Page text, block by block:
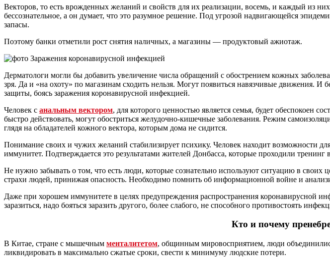
Векторов, то есть врожденных желаний и свойств для их реализации, восемь, и каждый из
бессознательное, а он думает, что это разумное решение. Под угрозой надвигающейся
запасы.
Поэтому банки отметили рост снятия наличных, а магазины — продуктовый ажиотаж.
Дерматологи могли бы добавить увеличение числа обращений с обострением кожных
зря. Да и «на охоту» по магазинам сходить нельзя. Могут появиться навязчивые движения. И
защиты, боясь заражения коронавирусной инфекцией.
Человек с анальным вектором, для которого ценностью является семья, будет обеспокоен
быстро действовать, могут обостриться желудочно-кишечные заболевания. Режим
глядя на обладателей кожного вектора, которым дома не сидится.
Понимание своих и чужих желаний стабилизирует психику. Человек находит возможности
иммунитет. Подтверждается это результатами жителей Донбасса, которые проходили тренинг
Не нужно забывать о том, что есть люди, которые сознательно используют ситуацию в своих
страхи людей, принижая опасность. Необходимо помнить об информационной войне и
Даже при хорошем иммунитете в целях предупреждения распространения коронавирусной
заразиться, надо бояться заразить другого, более слабого, не способного противостоять
Кто и почему
В Китае, стране с мышечным менталитетом, общинным мировосприятием, люди
ликвидировать в максимально сжатые сроки, свести к минимуму людские потери.